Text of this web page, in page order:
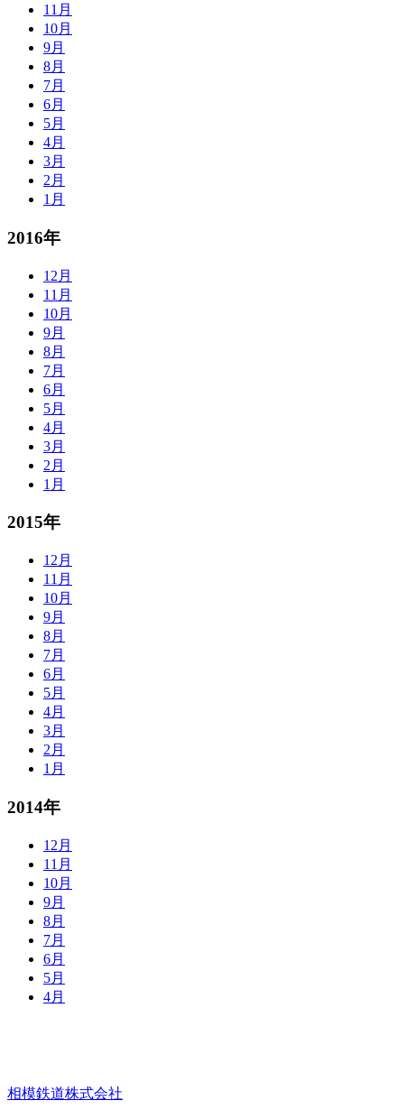
11月
10月
9月
8月
7月
6月
5月
4月
3月
2月
1月
2016年
12月
11月
10月
9月
8月
7月
6月
5月
4月
3月
2月
1月
2015年
12月
11月
10月
9月
8月
7月
6月
5月
4月
3月
2月
1月
2014年
12月
11月
10月
9月
8月
7月
6月
5月
4月
相模鉄道株式会社